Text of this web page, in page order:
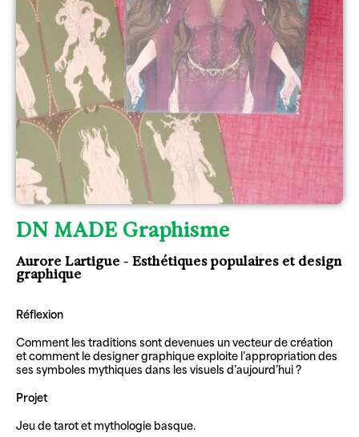
DN MADE Graphisme
Aurore Lartigue - Esthétiques populaires et design
graphique
Réflexion
Comment les traditions sont devenues un vecteur de création
et comment le designer graphique exploite l’appropriation des
ses symboles mythiques dans les visuels d’aujourd’hui ?
Projet
Jeu de tarot et mythologie basque.